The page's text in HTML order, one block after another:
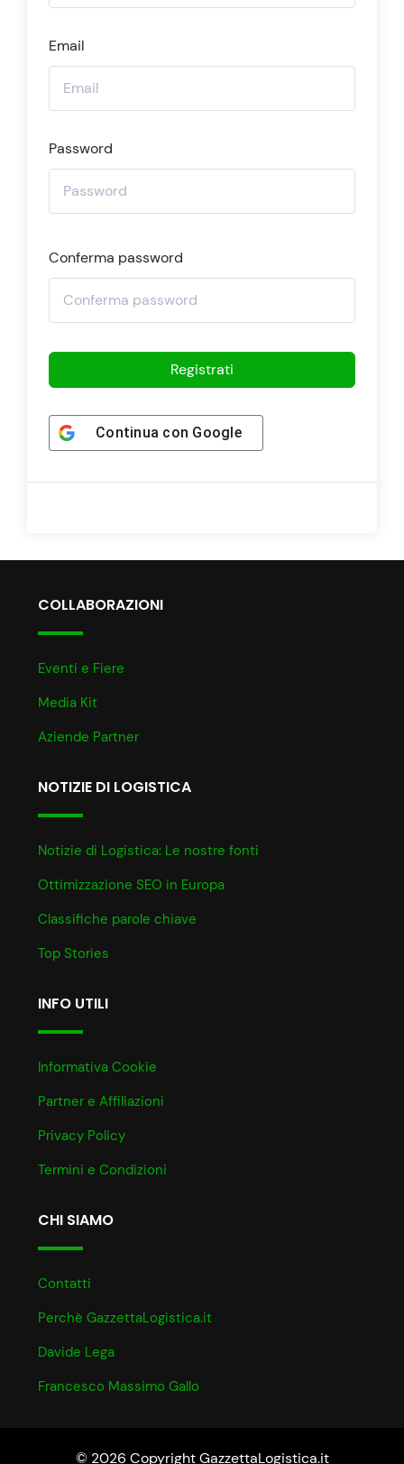
Email
Password
Conferma password
Registrati
Continua con Google
COLLABORAZIONI
Eventi e Fiere
Media Kit
Aziende Partner
NOTIZIE DI LOGISTICA
Notizie di Logistica: Le nostre fonti
Ottimizzazione SEO in Europa
Classifiche parole chiave
Top Stories
INFO UTILI
Informativa Cookie
Partner e Affiliazioni
Privacy Policy
Termini e Condizioni
CHI SIAMO
Contatti
Perchè GazzettaLogistica.it
Davide Lega
Francesco Massimo Gallo
© 2026 Copyright GazzettaLogistica.it